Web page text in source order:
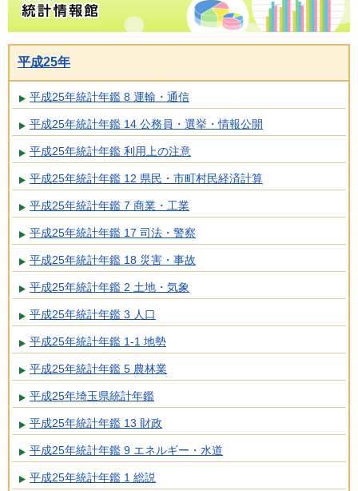
平成25年
平成25年統計年鑑 8 運輸・通信
平成25年統計年鑑 14 公務員・選挙・情報公開
平成25年統計年鑑 利用上の注意
平成25年統計年鑑 12 県民・市町村民経済計算
平成25年統計年鑑 7 商業・工業
平成25年統計年鑑 17 司法・警察
平成25年統計年鑑 18 災害・事故
平成25年統計年鑑 2 土地・気象
平成25年統計年鑑 3 人口
平成25年統計年鑑 1-1 地勢
平成25年統計年鑑 5 農林業
平成25年埼玉県統計年鑑
平成25年統計年鑑 13 財政
平成25年統計年鑑 9 エネルギー・水道
平成25年統計年鑑 1 総説